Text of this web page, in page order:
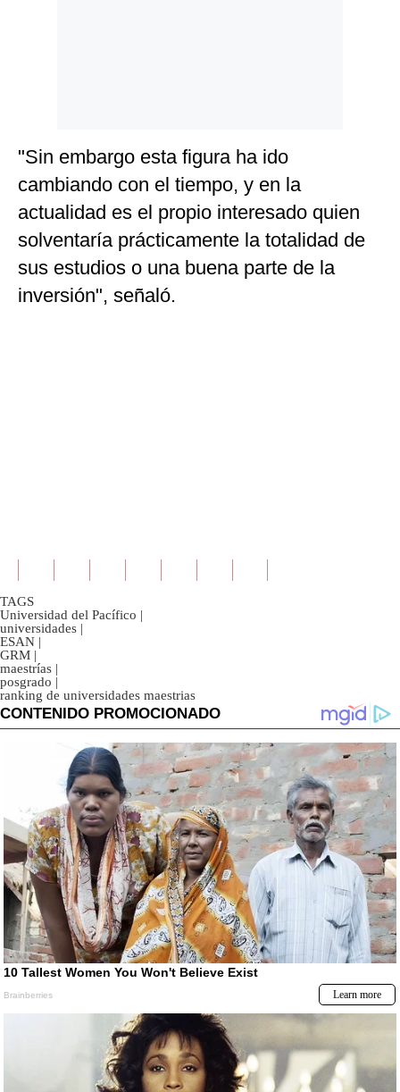
"Sin embargo esta figura ha ido
cambiando con el tiempo, y en la
actualidad es el propio interesado quien
solventaría prácticamente la totalidad de
sus estudios o una buena parte de la
inversión", señaló.
TAGS
Universidad del Pacífico |
universidades |
ESAN |
GRM |
maestrías |
posgrado |
ranking de universidades maestrias